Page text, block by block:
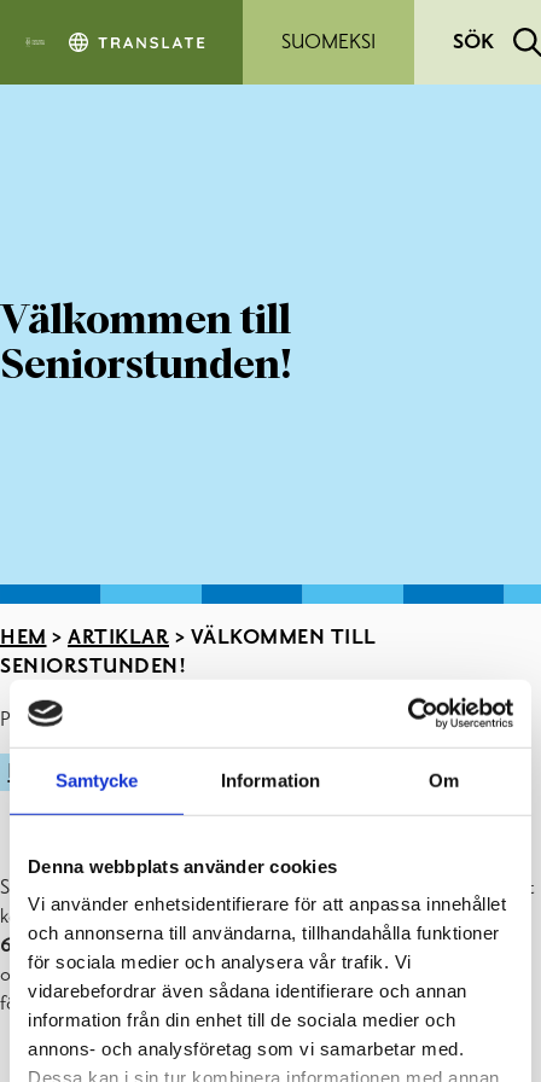
Samtycke Information Om
Denna webbplats använder cookies
Vi använder enhetsidentifierare för att anpassa innehållet
och annonserna till användarna, tillhandahålla funktioner
för sociala medier och analysera vår trafik. Vi
vidarebefordrar även sådana identifierare och annan
information från din enhet till de sociala medier och
annons- och analysföretag som vi samarbetar med.
Dessa kan i sin tur kombinera informationen med annan
SUOMEKSI
SÖK
Välkommen till
Seniorstunden!
HEM > ARTIKLAR > VÄLKOMMEN TILL
SENIORSTUNDEN!
Publicerad : 24.09.2025
IDROTT
Seniorstunden är en föreläsningsserie för äldre, där kick off-tillfället
kommer att ordnas i Auditoriet på Raseborgsvägen 5 i Ekenäs den
6.10 kl. 10.30-12.00. Motsvarande tillfällen kommer framöver att
ordnas på olika håll inom Raseborg.Ta del av en inspirerande
förmiddag där vi sätter fokus på din välfärd, hälsa och säkerhet.